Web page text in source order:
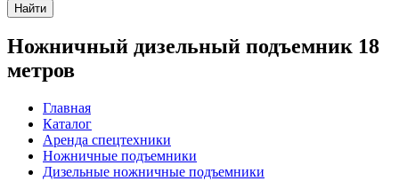
Найти
Ножничный дизельный подъемник 18
метров
Главная
Каталог
Аренда спецтехники
Ножничные подъемники
Дизельные ножничные подъемники